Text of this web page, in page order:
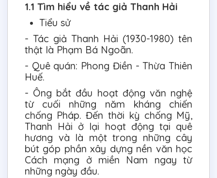
1.1 Tìm hiểu về tác giả Thanh Hải
Tiểu sử
- Tác giả Thanh Hải (1930-1980) tên
thật là Phạm Bá Ngoãn.
- Quê quán: Phong Điền - Thừa Thiên
Huế.
- Ông bắt đầu hoạt động văn nghệ
từ cuối những năm kháng chiến
chống Pháp. Đến thời kỳ chống Mỹ,
Thanh Hải ở lại hoạt động tại quê
hương và là một trong những cây
bút góp phần xây dựng nền văn học
Cách mạng ở miền Nam ngay từ
những ngày đầu.